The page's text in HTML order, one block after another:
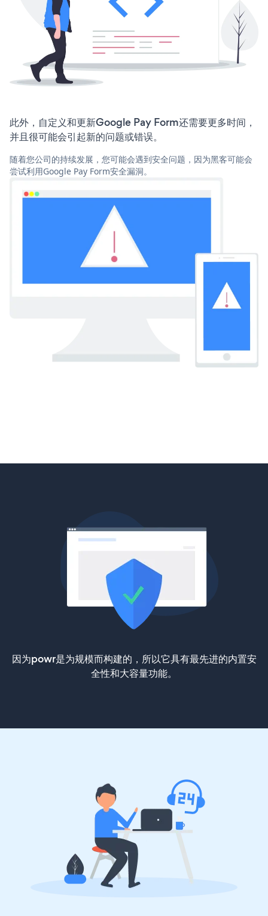
此外，自定义和更新Google Pay Form还需要更多时间，
并且很可能会引起新的问题或错误。
随着您公司的持续发展，您可能会遇到安全问题，因为黑客可能会
尝试利用Google Pay Form安全漏洞。
因为powr是为规模而构建的，所以它具有最先进的内置安
全性和大容量功能。